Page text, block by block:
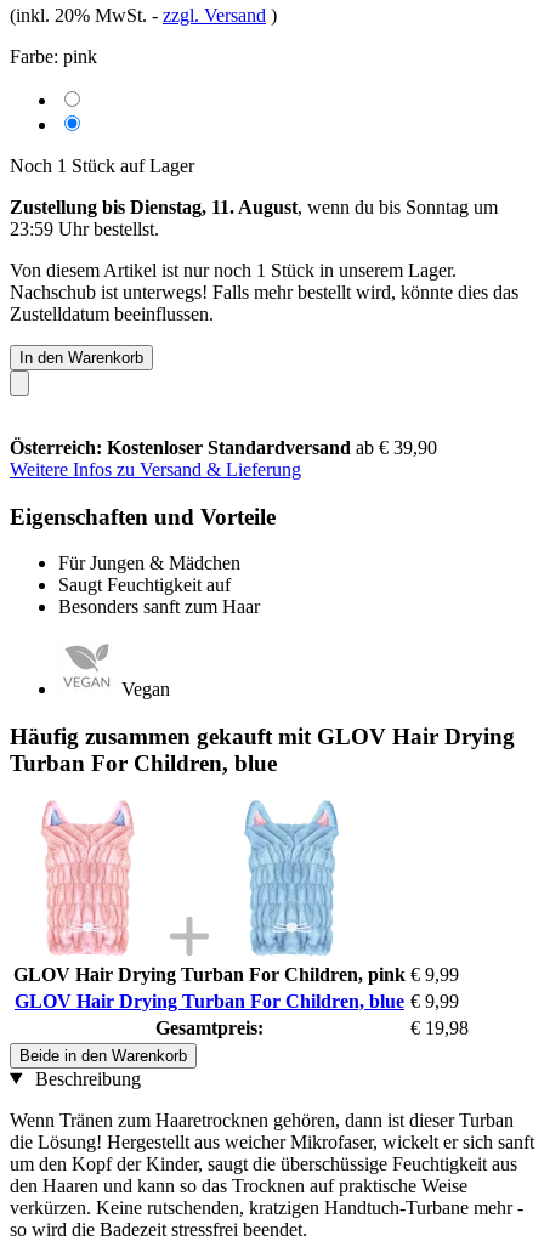
(inkl. 20% MwSt. - zzgl. Versand )
Farbe: pink
Noch 1 Stück auf Lager
Zustellung bis Dienstag, 11. August, wenn du bis Sonntag um
23:59 Uhrbestellst.
Von diesem Artikel ist nur noch 1 Stück in unserem Lager.
Nachschub ist unterwegs! Falls mehr bestellt wird, könnte dies das
Zustelldatum beeinflussen.
In den Warenkorb
Österreich: Kostenloser Standardversand ab € 39,90
Weitere Infos zu Versand & Lieferung
Eigenschaften und Vorteile
Für Jungen & Mädchen
Saugt Feuchtigkeit auf
Besonders sanft zum Haar
Vegan
Häufig zusammen gekauft mit GLOV Hair Drying
Turban For Children, blue
GLOV Hair Drying Turban For Children, pink € 9,99
GLOV Hair Drying Turban For Children, blue € 9,99
Gesamtpreis:
€ 19,98
Beide in den Warenkorb
Beschreibung
Wenn Tränen zum Haaretrocknen gehören, dann ist dieser Turban
die Lösung! Hergestellt aus weicher Mikrofaser, wickelt er sich sanft
um den Kopf der Kinder, saugt die überschüssige Feuchtigkeit aus
den Haaren und kann so das Trocknen auf praktische Weise
verkürzen. Keine rutschenden, kratzigen Handtuch-Turbane mehr -
so wird die Badezeit stressfrei beendet.